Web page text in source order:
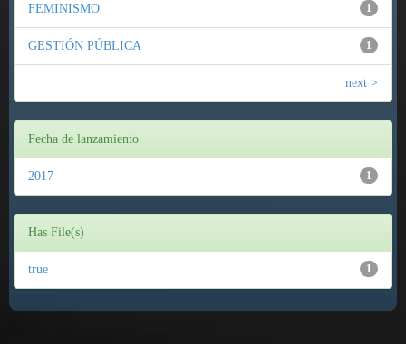
1
FEMINISMO
1
GESTIÓN PÚBLICA
next >
Fecha de lanzamiento
1
2017
Has File(s)
1
true